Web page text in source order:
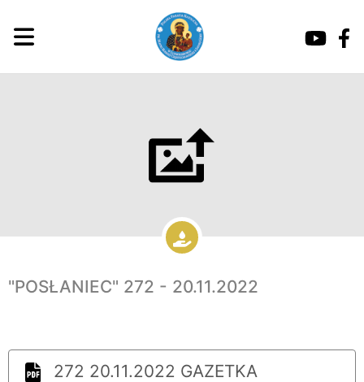
"POSŁANIEC" 272 - 20.11.2022
272 20.11.2022 GAZETKA